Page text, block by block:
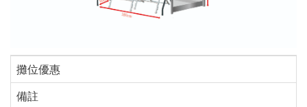
攤位優惠
備註